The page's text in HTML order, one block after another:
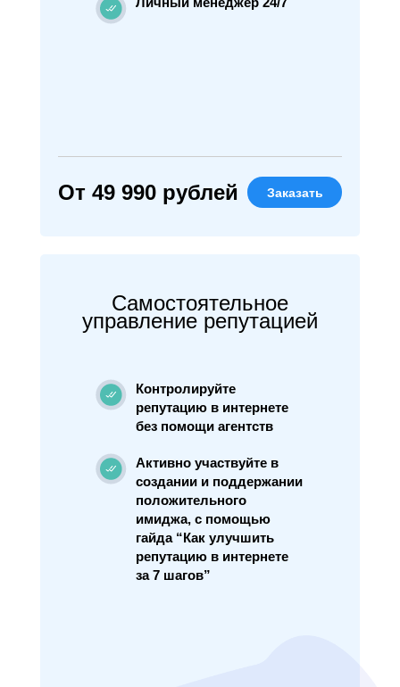
От 49 990 рублей Заказать
Самостоятельное
управление репутацией
Контролируйте
репутацию в интернете
без помощи агентств
Активно участвуйте в
создании и поддержании
положительного
имиджа, с помощью
гайда “Как улучшить
репутацию в интернете
за 7 шагов”